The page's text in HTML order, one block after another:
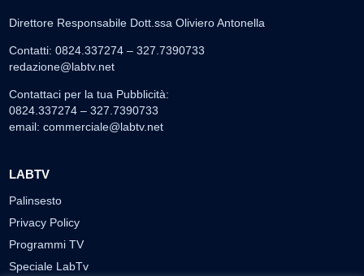
Direttore Responsabile Dott.ssa Oliviero Antonella
Contatti: 0824.337274 – 327.7390733
redazione@labtv.net
Contattaci per la tua Pubblicità:
0824.337274 – 327.7390733
email: commerciale@labtv.net
LABTV
Palinsesto
Privacy Policy
Programmi TV
Speciale LabTv